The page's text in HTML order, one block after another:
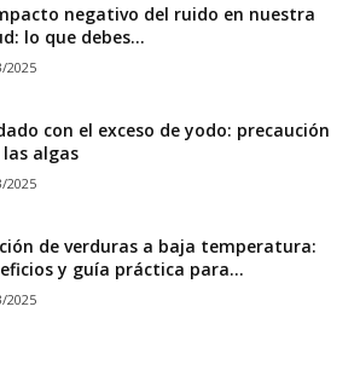
negativo del ruido en nuestra
lo que debes...
2025
con el exceso de yodo: precaución
las algas
2025
de verduras a baja temperatura:
y guía práctica para...
2025